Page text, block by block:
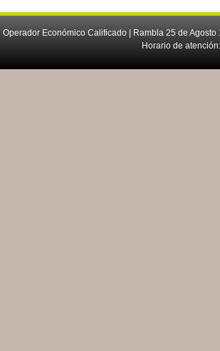
Operador Económico Calificado | Rambla 25 de
Horario de